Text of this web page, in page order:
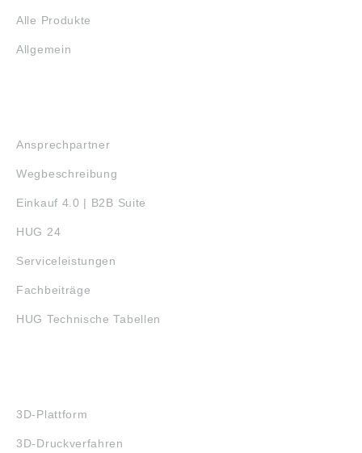
Alle Produkte
Allgemein
Ansprechpartner
Wegbeschreibung
Einkauf 4.0 | B2B Suite
HUG 24
Serviceleistungen
Fachbeiträge
HUG Technische Tabellen
3D-Plattform
3D-Druckverfahren